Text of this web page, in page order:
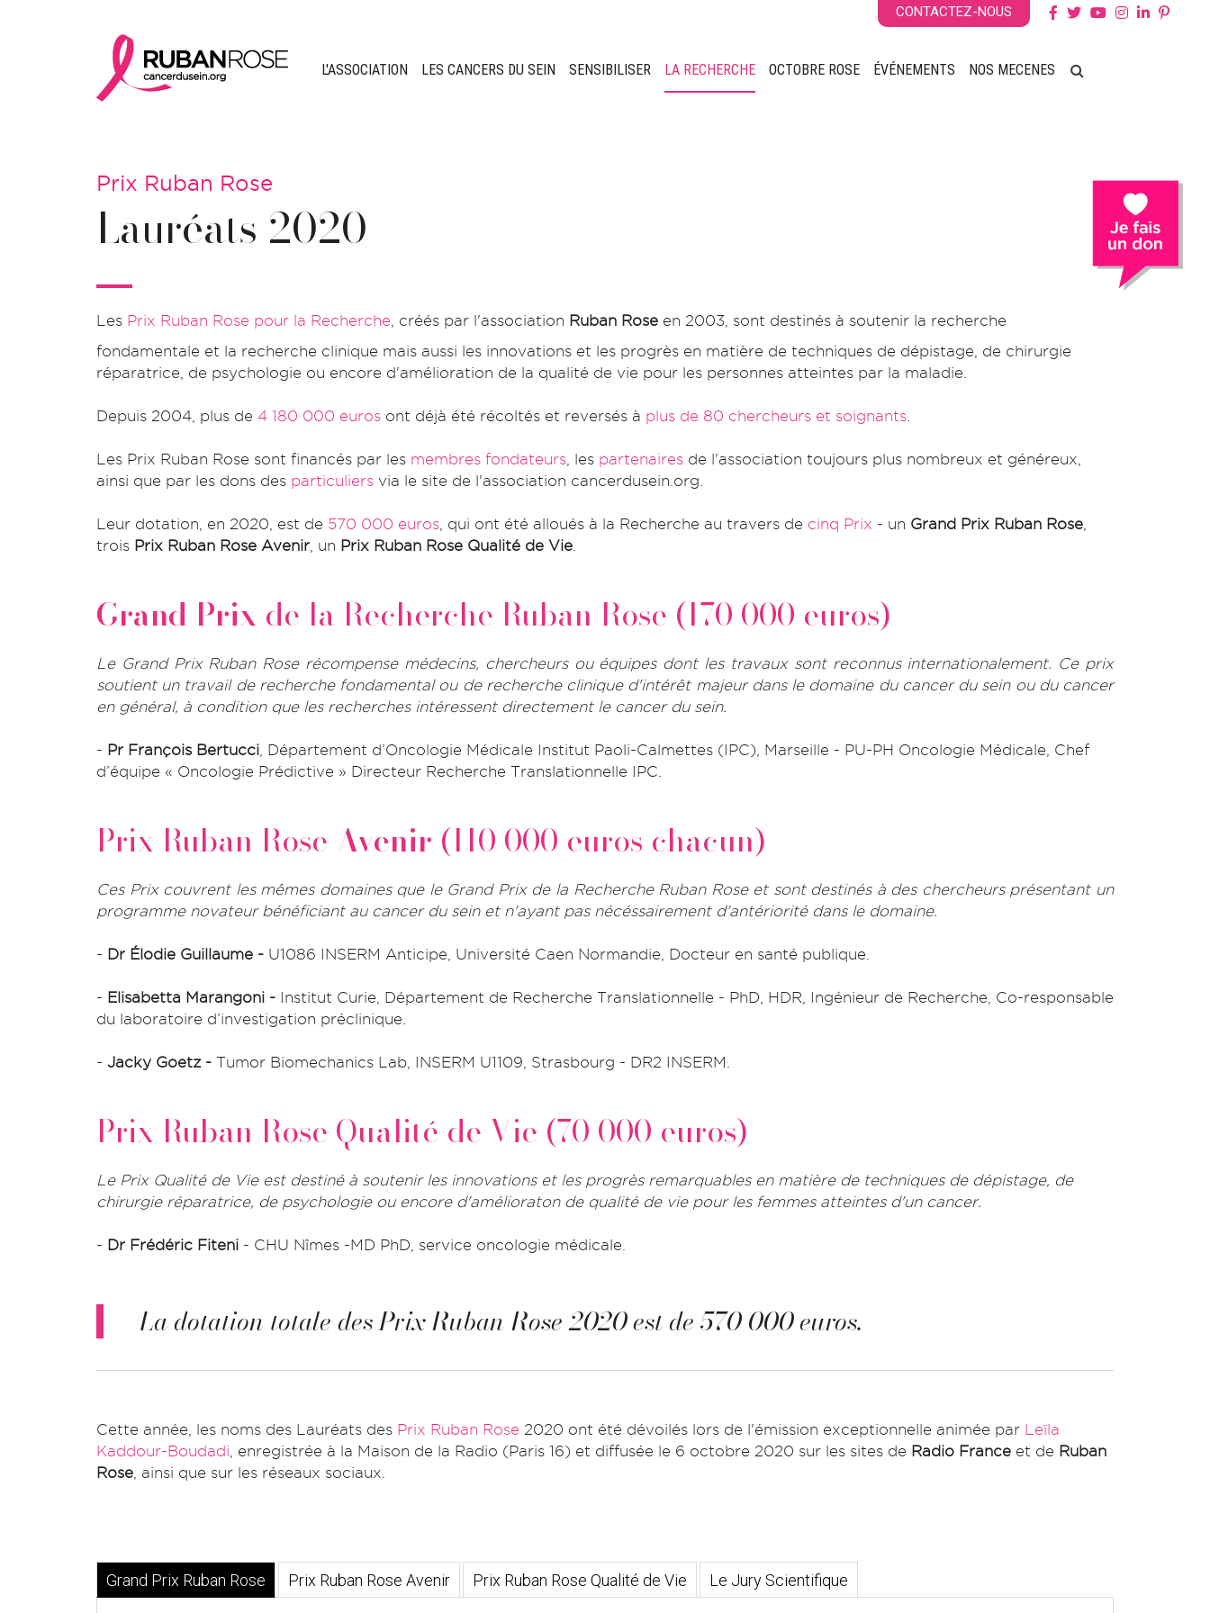
CONTACTEZ-NOUS
L'ASSOCIATION LES CANCERS DU SEIN SENSIBILISER LA RECHERCHE OCTOBRE ROSE ÉVÉNEMENTS NOS MECENES
Prix Ruban Rose
Lauréats 2020
Les Prix Ruban Rose pour la Recherche , créés par l'association Ruban Rose en 2003, sont destinés à soutenir la recherche
fondamentale et la recherche clinique mais aussi les innovations et les progrès en matière de techniques de dépistage, de chirurgie
réparatrice, de psychologie ou encore d'amélioration de la qualité de vie pour les personnes atteintes par la maladie.
Depuis 2004, plus de 4 180 000 euros ont déjà été récoltés et reversés à plus de 80 chercheurs et soignants
Les Prix Ruban Rose sont financés par les membres fondateurs , les partenaires de l'association toujours plus nombreux et généreux,
ainsi que par les dons des particuliers via le site de l'association cancerdusein.org.
Leur dotation, en 2020, est de 570 000 euros , qui ont été alloués à la Recherche au travers de cinq Prix - un Grand Prix Ruban Rose
trois Prix Ruban Rose Avenir , un Prix Ruban Rose Qualité de Vie
Grand Prix de la Recherche Ruban Rose (170 000 euros)
Le Grand Prix Ruban Rose récompense médecins, chercheurs ou équipes dont les travaux sont reconnus internationalement. Ce prix
soutient un travail de recherche fondamental ou de recherche clinique d'intérêt majeur dans le domaine du cancer du sein ou du cancer
en général, à condition que les recherches intéressent directement le cancer du sein.
- Pr François Bertucci Département d’Oncologie Médicale Institut Paoli-Calmettes (IPC), Marseille - PU-PH Oncologie Médicale, Chef
d’équipe « Oncologie Prédictive » Directeur Recherche Translationnelle IPC
Prix Ruban Rose Avenir (110 000 euros chacun)
Ces Prix couvrent les mêmes domaines que le Grand Prix de la Recherche Ruban Rose et sont destinés à des chercheurs présentant un
programme novateur bénéficiant au cancer du sein et n'ayant pas nécéssairement d'antériorité dans le domaine.
- Dr Élodie Guillaume - U1086 INSERM Anticipe, Université Caen Normandie, Docteur en santé publique.
- Elisabetta Marangoni - Institut Curie, Département de Recherche Translationnelle - PhD, HDR, Ingénieur de Recherche, Co-responsable
du laboratoire d’investigation préclinique.
- Jacky Goetz - Tumor Biomechanics Lab, INSERM U1109, Strasbourg - DR2 INSERM.
Prix Ruban Rose Qualité de Vie (70 000 euros)
Le Prix Qualité de Vie est destiné à soutenir les innovations et les progrès remarquables en matière de techniques de dépistage, de
chirurgie réparatrice, de psychologie ou encore d'amélioraton de qualité de vie pour les femmes atteintes d'un cancer.
- Dr Frédéric Fiteni - CHU Nîmes -MD PhD, service oncologie médicale.
La dotation totale des Prix Ruban Rose 2020 est de 570 000 euros.
Cette année, les noms des Lauréats des Prix Ruban Rose 2020 ont été dévoilés lors de l'émission exceptionnelle animée par Leïla
Kaddour-Boudadi , enregistrée à la Maison de la Radio (Paris 16) et diffusée le 6 octobre 2020 sur les sites de Radio France et de Ruban
Rose , ainsi que sur les réseaux sociaux.
Grand Prix Ruban Rose Prix Ruban Rose Avenir Prix Ruban Rose Qualité de Vie Le Jury Scientifique